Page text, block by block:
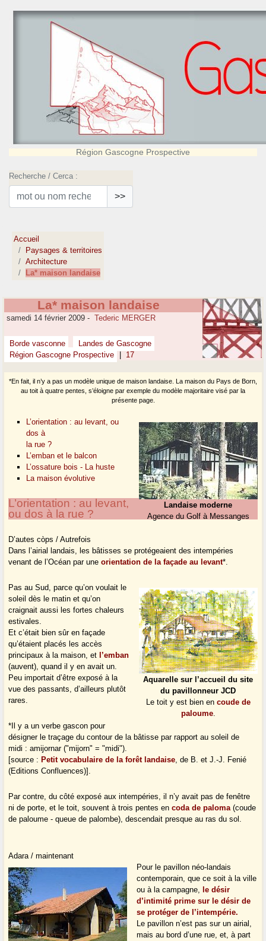
Région Gascogne Prospective
Recherche / Cerca :
>>
Accueil
Paysages & territoires
Architecture
La* maison landaise
La* maison landaise
samedi 14 février 2009 - Tederic MERGER
Borde vasconne
Landes de Gascogne
Région Gascogne Prospective
17
*En fait, il n’y a pas un modèle unique de maison landaise. La maison du Pays de Born,
au toit à quatre pentes, s’éloigne par exemple du modèle majoritaire visé par la
présente page.
Landaise moderne
Agence du Golf à Messanges
L’orientation : au levant, ou
dos à
la rue ?
L’emban et le balcon
L’ossature bois - La huste
La maison évolutive
L’orientation : au levant,
ou dos à la rue ?
D’autes còps / Autrefois
Dans l’airial landais, les bâtisses se protégeaient des intempéries
venant de l’Océan par uneorientation de la façade au levant*.
Aquarelle sur l’accueil du site
du pavillonneur JCD
Le toit y est bien en coude de
paloume.
Pas au Sud, parce qu’on voulait le
soleil dès le matin et qu’on
craignait aussi les fortes chaleurs
estivales.
Et c’était bien sûr en façade
qu’étaient placés les accès
principaux à la maison, et l’emban
(auvent), quand il y en avait un.
Peu importait d’être exposé à la
vue des passants, d’ailleurs plutôt
rares.
*Il y a un verbe gascon pour
désigner le traçage du contour de la bâtisse par rapport au soleil de
midi :amijornar("mijorn" = "midi").
[source : Petit vocabulaire de la forêt landaise, de B. et J.-J. Fenié
(Editions Confluences)].
Par contre, du côté exposé aux intempéries, il n’y avait pas de fenêtre
ni de porte, et le toit, souvent à trois pentes encoda de paloma(coude
de paloume - queue de palombe), descendait presque au ras du sol.
Adara / maintenant
Pour le pavillon néo-landais
contemporain, que ce soit à la ville
ou à la campagne, le désir
d’intimité prime sur le désir de
se protéger de l’intempérie.
Le pavillon n’est pas sur un airial,
mais au bord d’une rue, et, à part